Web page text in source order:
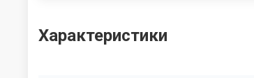
Характеристики